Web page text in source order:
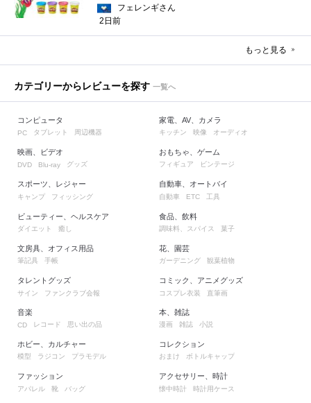
フェレンギさん
2日前
もっと見る
カテゴリーからレビューを探す 一覧へ
コンピュータ
PC タブレット 周辺機器
映画、ビデオ
DVD Blu-ray グッズ
スポーツ、レジャー
キャンプ フィッシング
ビューティー、ヘルスケア
ダイエット 癒し
文房具、オフィス用品
筆記具 手帳
タレントグッズ
サイン ファンクラブ会報
家電、AV、カメラ
キッチン 映像 オーディオ
おもちゃ、ゲーム
フィギュア ビンテージ
自動車、オートバイ
自動車 ETC 工具
食品、飲料
調味料、スパイス 菓子
花、園芸
ガーデニング 観葉植物
コミック、アニメグッズ
コスプレ衣装 直筆画
音楽
CD レコード 思い出の品
ホビー、カルチャー
模型 ラジコン プラモデル
ファッション
アパレル 靴 バッグ
本、雑誌
漫画 雑誌 小説
コレクション
おまけ ボトルキャップ
アクセサリー、時計
懐中時計 時計用ケース